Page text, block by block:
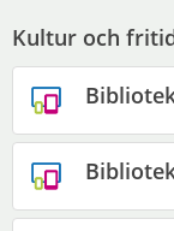
Kultur och